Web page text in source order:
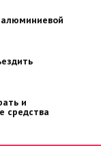
алюминиевой
и
средства